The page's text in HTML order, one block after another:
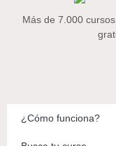
Más de 7.000
¿Cómo funciona?